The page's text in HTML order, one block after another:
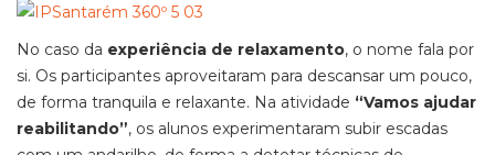
No caso da experiência de relaxamento, o nome fala por
si. Os participantes aproveitaram para descansar um pouco,
de forma tranquila e relaxante. Na atividade “Vamos ajudar
reabilitando”, os alunos experimentaram subir escadas